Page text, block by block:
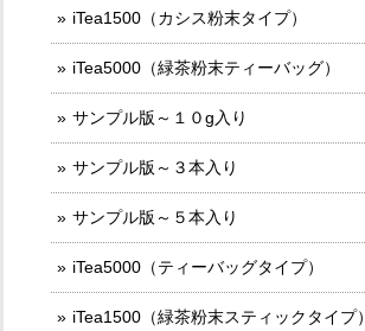
iTea1500（カシス粉末タイプ）
iTea5000（緑茶粉末ティーバッグ）
サンプル版～１０g入り
サンプル版～３本入り
サンプル版～５本入り
iTea5000（ティーバッグタイプ）
iTea1500（緑茶粉末スティックタイプ）